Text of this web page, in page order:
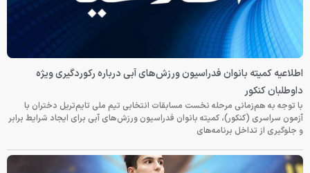
اطلاعیه کمیته بانوان فدراسیون ورزش‌های آبی درباره رکوردگیری ویژه
داوطلبان کنکور
با توجه به هم‌زمانی مرحله نخست مسابقات انتخابی تیم ملی تایم‌تریل دختران با
آزمون سراسری (کنکور)، کمیته بانوان فدراسیون ورزش‌های آبی برای ایجاد شرایط برابر
و جلوگیری از تداخل برنامه‌های